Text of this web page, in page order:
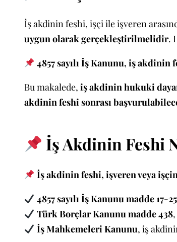
İş akdinin feshi, işçi ile işveren
uygun olarak gerçekleştirilmelidir.
4857 sayılı İş Kanunu, iş
Bu makalede, iş akdinin hukuki
akdinin feshi sonrası
İş Akdinin Feshi
İş akdinin feshi, işveren veya
4857 sayılı İş Kanunu madde 17-25
Türk Borçlar Kanunu madde 438
İş Mahkemeleri Kanunu, iş